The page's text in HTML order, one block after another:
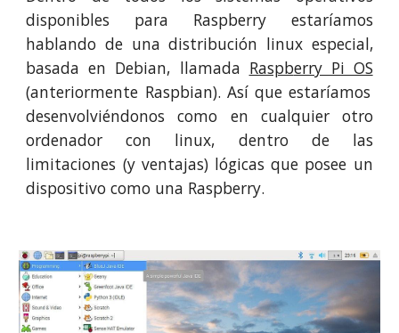
disponibles para Raspberry estaríamos
hablando de una distribución linux especial,
basada en Debian, llamada Raspberry Pi OS
(anteriormente Raspbian). Así que estaríamos
desenvolviéndonos como en cualquier otro
ordenador con linux, dentro de las
limitaciones (y ventajas) lógicas que posee un
dispositivo como una Raspberry.